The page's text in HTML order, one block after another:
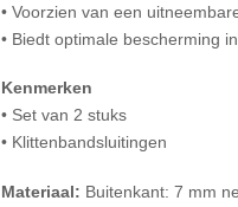
• Voorzien van een
• Biedt optimale bescherming
Kenmerken
• Set van 2 stuks
• Klittenbandsluitingen
Materiaal: Buitenkant: 7 mm